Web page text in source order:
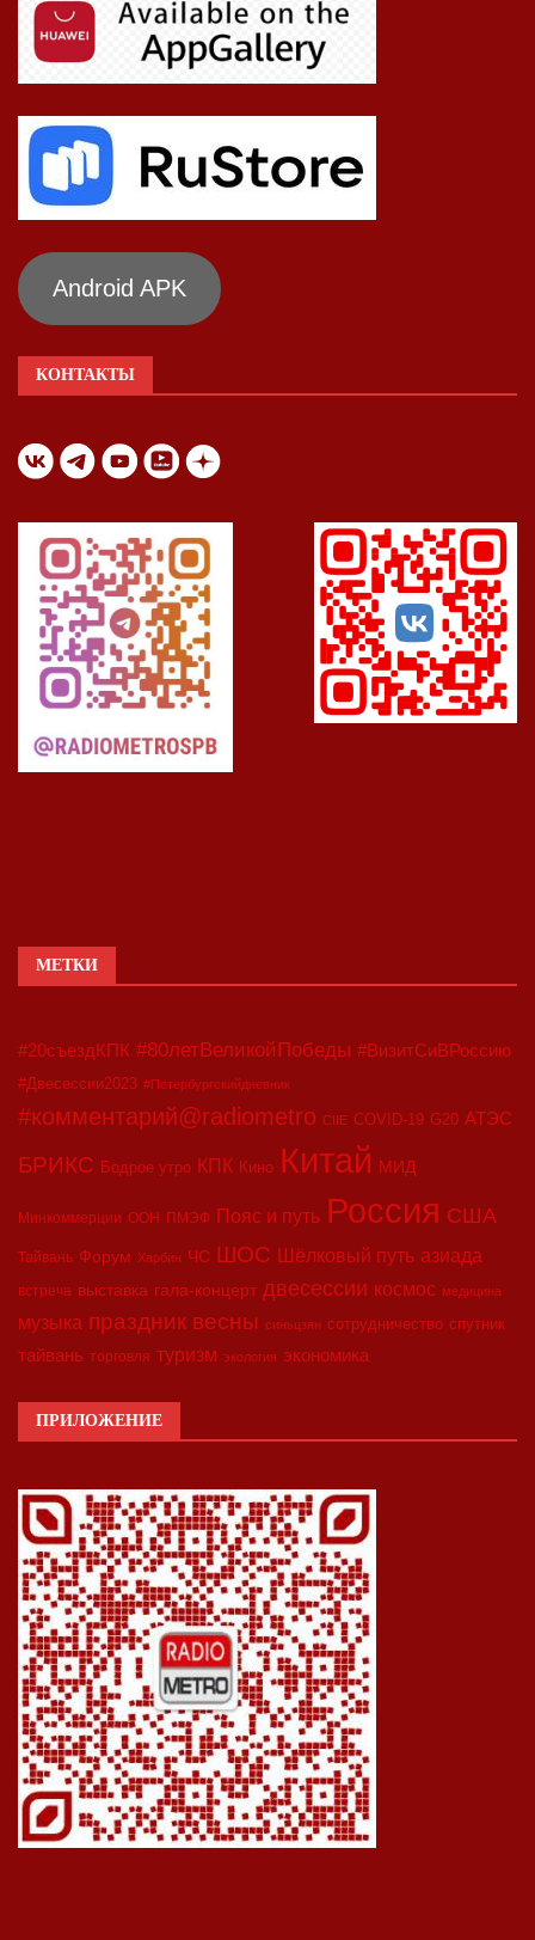
Android APK
КОНТАКТЫ
МЕТКИ
#20съездКПК #80летВеликойПобеды #ВизитСиВРоссию
#Двесессии2023 #Петербургскийдневник
#комментарий@radiometro CIIE COVID-19 G20 АТЭС
БРИКС Бодрое утро КПК Кино Китай МИД
Минкоммерции ООН ПМЭФ Пояс и путь Россия США
Тайвань Форум Харбин ЧС ШОС Шёлковый путь азиада
встреча выставка гала-концерт двесессии космос медицина
музыка праздник весны синьцзян сотрудничество спутник
тайвань торговля туризм экология экономика
ПРИЛОЖЕНИЕ